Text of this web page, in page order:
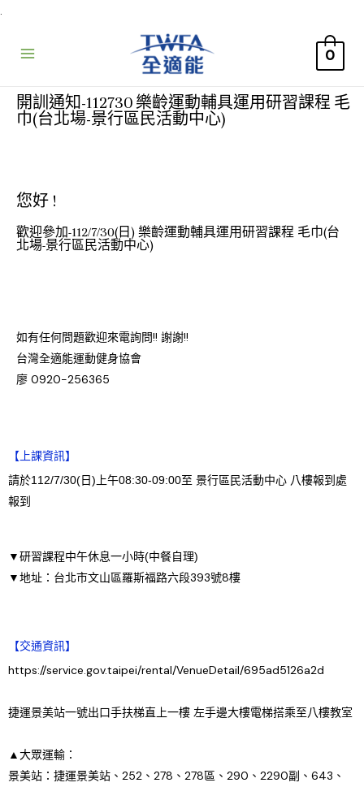
.
0
開訓通知-112730 樂齡運動輔具運用研習課程 毛
巾(台北場-景行區民活動中心)
您好 !
歡迎參加-112/7/30(日) 樂齡運動輔具運用研習課程 毛巾(台
北場-景行區民活動中心)
如有任何問題歡迎來電詢問!! 謝謝!!
台灣全適能運動健身協會
廖 0920-256365
【上課資訊】
請於112/7/30(日)上午08:30-09:00至 景行區民活動中心 八樓報到處
報到
▼研習課程中午休息一小時(中餐自理)
▼地址：台北市文山區羅斯福路六段393號8樓
【交通資訊】
https://service.gov.taipei/rental/VenueDetail/695ad5126a2d
捷運景美站一號出口手扶梯直上一樓 左手邊大樓電梯搭乘至八樓教室
▲大眾運輸：
景美站：捷運景美站、252、278、278區、290、2290副、643、